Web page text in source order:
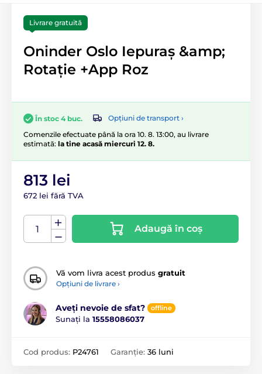
Livrare gratuită
Oninder Oslo Iepuraș &amp;
Rotație +App Roz
În stoc 4 buc.
Opțiuni de transport ›
Comenzile efectuate până la ora 10. 8. 13:00, au livrare
estimată: la tine acasă miercuri 12. 8.
813 lei
672 lei fără TVA
Adaugă în coș
Vă vom livra acest produs gratuit
Opțiuni de livrare ›
Aveți nevoie de sfat? offline
Sunați la 15558086037
Cod produs: P24761 Garanție: 36 luni